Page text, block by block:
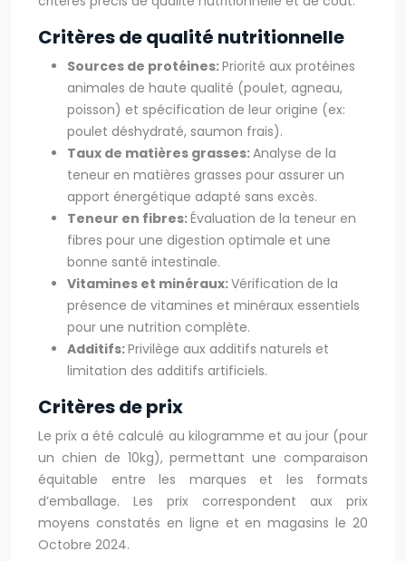
Critères de qualité nutritionnelle
Sources de protéines:Priorité aux protéines
animales de haute qualité (poulet, agneau,
poisson) et spécification de leur origine (ex:
poulet déshydraté, saumon frais).
Taux de matières grasses:Analyse de la
teneur en matières grasses pour assurer un
apport énergétique adapté sans excès.
Teneur en fibres:Évaluation de la teneur en
fibres pour une digestion optimale et une
bonne santé intestinale.
Vitamines et minéraux:Vérification de la
présence de vitamines et minéraux essentiels
pour une nutrition complète.
Additifs:Privilège aux additifs naturels et
limitation des additifs artificiels.
Critères de prix
Le prix a été calculé au kilogramme et au jour (pour
un chien de 10kg), permettant une comparaison
équitable entre les marques et les formats
d’emballage. Les prix correspondent aux prix
moyens constatés en ligne et en magasins le 20
Octobre 2024.